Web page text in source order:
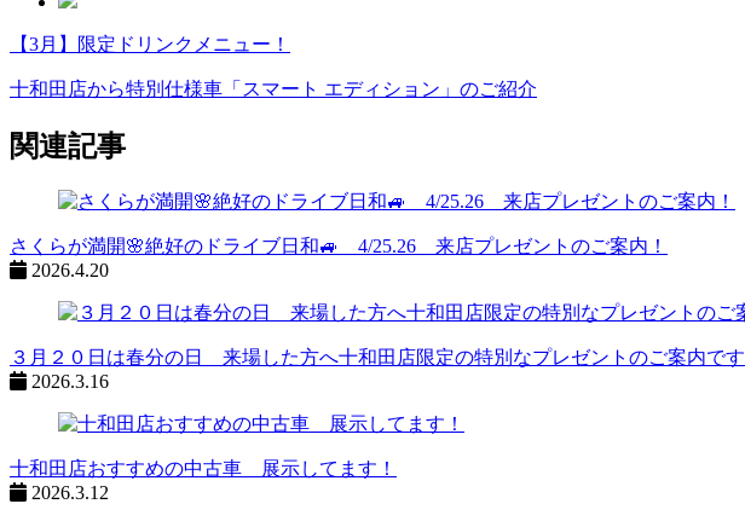
ペ
ー
ジ
ネ
シ
ョ
%title
【3月】限定ドリンクメニュー！
十和田店から特別仕様車「スマート エディション」のご紹介
関連記事
さくらが満開🌸絶好のドライブ日和🚙 4/25.26 来店プレゼントのご案内！
2026.4.20
３月２０日は春分の日 来場した方へ十和田店限定の特別なプレゼントのご案内です
2026.3.16
十和田店おすすめの中古車 展示してます！
2026.3.12